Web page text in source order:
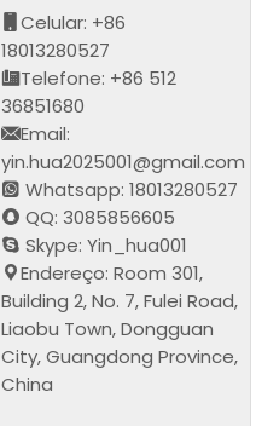
Celular: +86
18013280527
Telefone: +86 512
36851680
Email:
yin.hua2025001@gmail.com
Whatsapp: 18013280527
QQ: 3085856605
Skype: Yin_hua001
Endereço: Room 301,
Building 2, No. 7, Fulei Road,
Liaobu Town, Dongguan
City, Guangdong Province,
China